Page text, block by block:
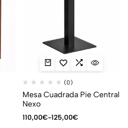
(0)
Mesa Cuadrada Pie Central
Nexo
110,00€-125,00€